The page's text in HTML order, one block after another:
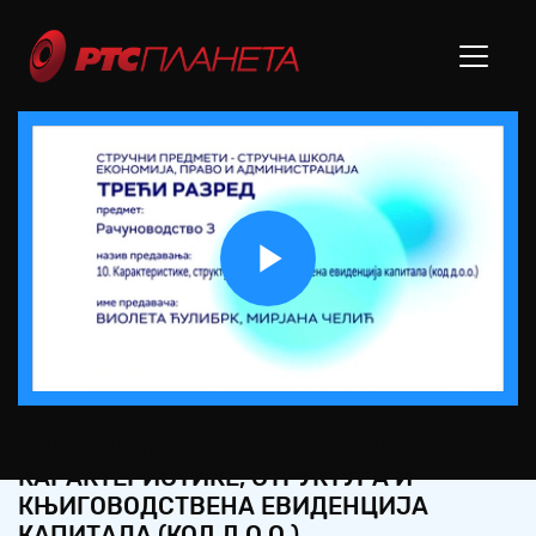
Play
Video
КАРАКТЕРИСТИКЕ, СТРУКТУРА И
КЊИГОВОДСТВЕНА ЕВИДЕНЦИЈА